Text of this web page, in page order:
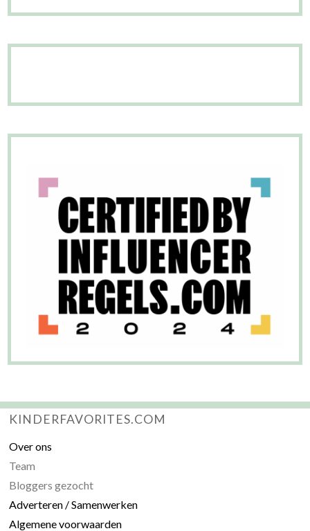
KINDERFAVORITES.COM
Over ons
Team
Bloggers gezocht
Adverteren / Samenwerken
Algemene voorwaarden